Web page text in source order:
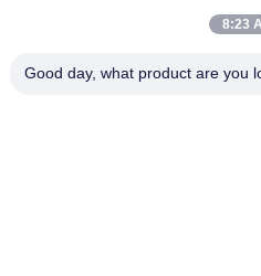
Aufgeteilte multi
8:23
Good day, what product are you